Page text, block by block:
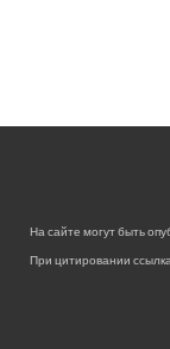
На сайте могут быть
При цитировании